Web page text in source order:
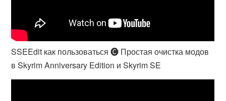
SSEEdit как пользоваться 🅒 Простая очистка модов
в Skyrim Anniversary Edition и Skyrim SE